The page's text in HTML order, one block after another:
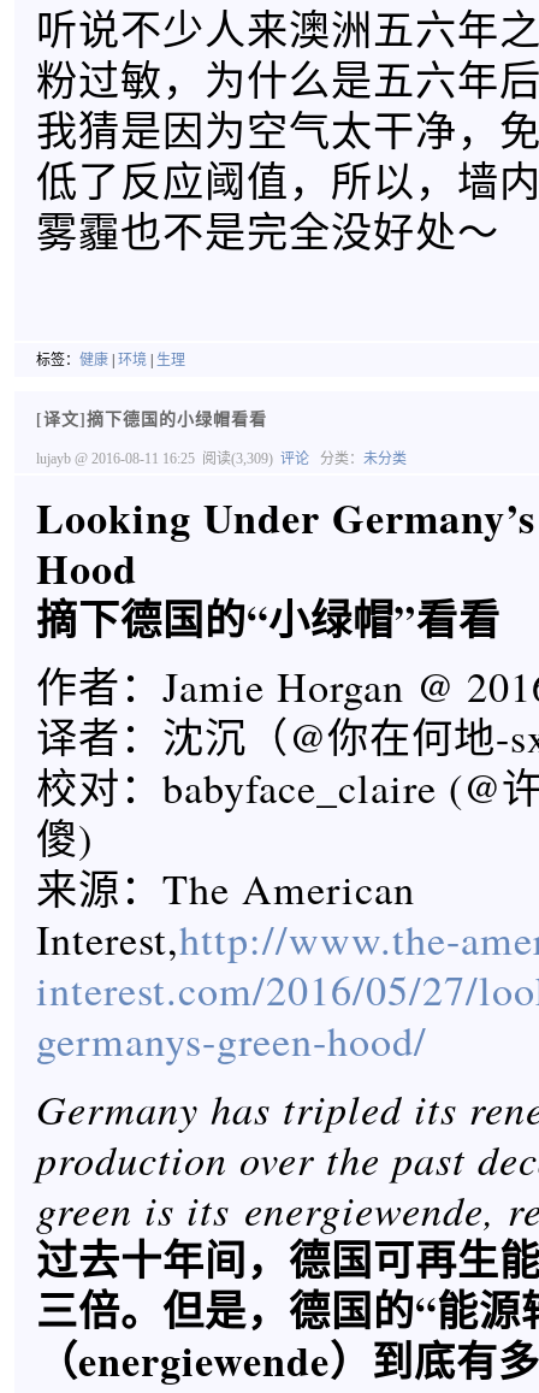
听说不少人来澳洲五六年
粉过敏，为什么是五六年
我猜是因为空气太干净，
低了反应阈值，所以，墙
雾霾也不是完全没好处～ ​​​​
标签： 健康 环境 生理
[译文]摘下德国的小绿帽看看
lujayb @ 2016-08-11 16:25 阅读(3,309) 评论 分类： 未分类
Looking Under
Hood
摘下德国的“小绿帽”看看
作者：Jamie Horgan @
译者：沈沉（@你在何地-
校对：babyface_claire (@
傻)
来源：The American
Interest,http://www.the-
interest.com/2016/05/27/
germanys-green-hood/
Germany has tripled its
production over the past
green is its energiewende,
过去十年间，德国可再生
三倍。但是，德国的“能源
（energiewende）到底有